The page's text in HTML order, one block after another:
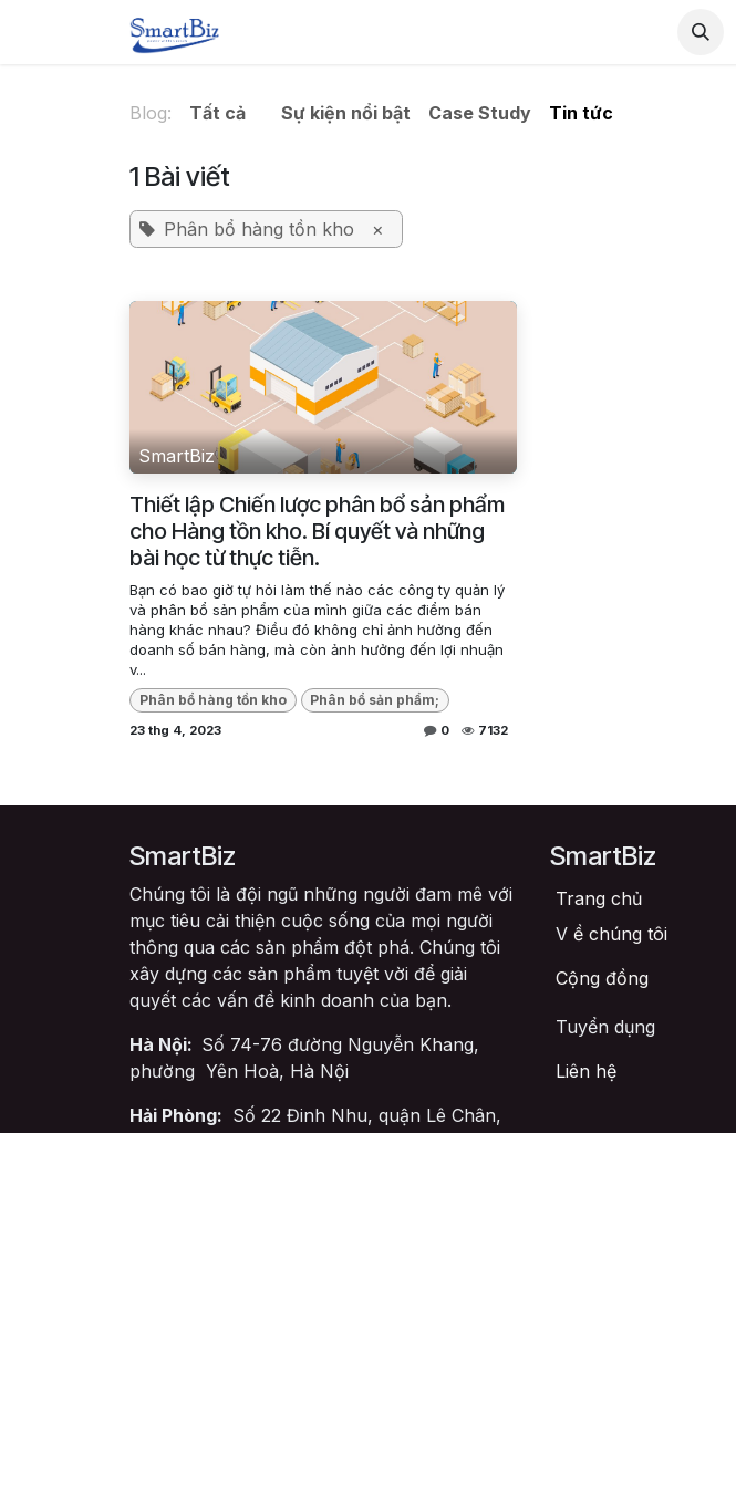
Bỏ qua để đến Nội dung
CỘNG ĐỒNG
Blog: Tất cả Sự kiện nổi bật Case Study Tin tức
1 Bài viết
Phân bổ hàng tồn kho ×
SmartBiz
Thiết lập Chiến lược phân bổ sản phẩm
cho Hàng tồn kho. Bí quyết và những
bài học từ thực tiễn.
Bạn có bao giờ tự hỏi làm thế nào các công ty quản lý
và phân bổ sản phẩm của mình giữa các điểm bán
hàng khác nhau? Điều đó không chỉ ảnh hưởng đến
doanh số bán hàng, mà còn ảnh hưởng đến lợi nhuận
v...
Phân bổ hàng tồn kho Phân bổ sản phẩm;
23 thg 4, 2023 0 7132
SmartBiz
Chúng tôi là đội ngũ những người đam mê với
mục tiêu cải thiện cuộc sống của mọi người
thông qua các sản phẩm đột phá. Chúng tôi
xây dựng các sản phẩm tuyệt vời để giải
quyết các vấn đề kinh doanh của bạn.
Hà Nội: Số 74-76 đường Nguyễn Khang,
phường Yên Hoà, Hà Nội
Hải Phòng: Số 22 Đinh Nhu, quận Lê Chân,
SmartBiz
Trang chủ
V ề chúng tôi
Cộng đồng
Tuyển dụng
Liên hệ